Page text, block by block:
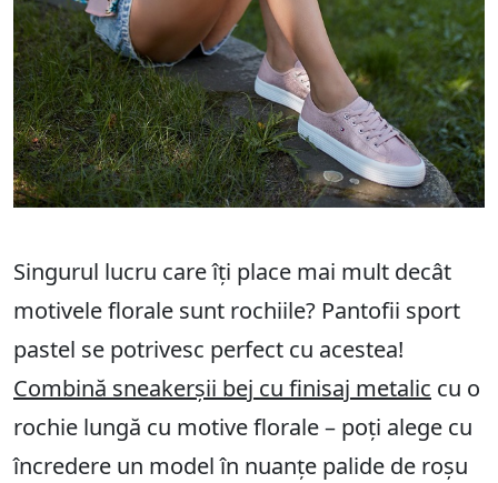
Singurul lucru care îți place mai mult decât
motivele florale sunt rochiile? Pantofii sport
pastel se potrivesc perfect cu acestea!
Combină sneakerșii bej cu finisaj metalic cu o
rochie lungă cu motive florale – poți alege cu
încredere un model în nuanțe palide de roșu